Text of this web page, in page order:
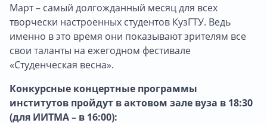
Март – самый долгожданный месяц для всех
творчески настроенных студентов КузГТУ. Ведь
именно в это время они показывают зрителям все
свои таланты на ежегодном фестивале
«Студенческая весна».
Конкурсные концертные программы
институтов пройдут в актовом зале вуза в 18:30
(для ИИТМА – в 16:00):